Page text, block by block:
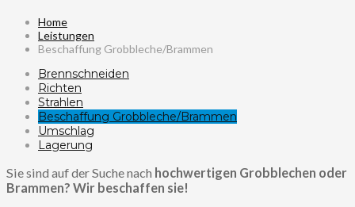
Home
Leistungen
Beschaffung Grobbleche/Brammen
Brennschneiden
Richten
Strahlen
Beschaffung Grobbleche/Brammen
Umschlag
Lagerung
Sie sind auf der Suche nach hochwertigen Grobblechen oder
Brammen? Wir beschaffen sie!